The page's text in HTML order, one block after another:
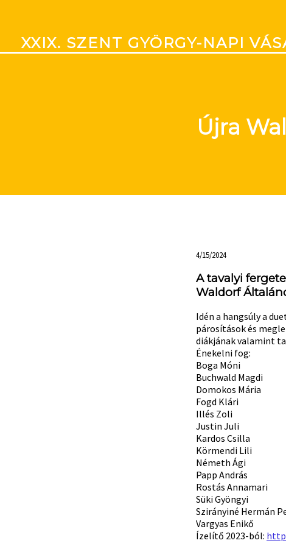
XXIX. SZENT GYÖRGY-NAPI
Újra
4/15/2024
A tavalyi
Waldorf
Idén a hangsúly a
párosítások és
diákjának valamint
Énekelni fog:
Boga Móni
Buchwald Magdi
Domokos Mária
Fogd Klári
Illés Zoli
Justin Juli
Kardos Csilla
Körmendi Lili
Németh Ági
Papp András
Rostás Annamari
Süki Gyöngyi
Szirányiné Hermán
Vargyas Enikő
Ízelítő 2023-ból: